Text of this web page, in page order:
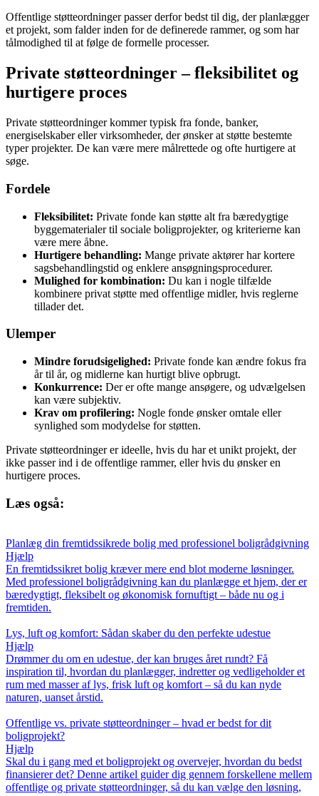
Offentlige støtteordninger passer derfor bedst til dig, der planlægger
et projekt, som falder inden for de definerede rammer, og som har
tålmodighed til at følge de formelle processer.
Private støtteordninger – fleksibilitet og
hurtigere proces
Private støtteordninger kommer typisk fra fonde, banker,
energiselskaber eller virksomheder, der ønsker at støtte bestemte
typer projekter. De kan være mere målrettede og ofte hurtigere at
søge.
Fordele
Fleksibilitet: Private fonde kan støtte alt fra bæredygtige
byggematerialer til sociale boligprojekter, og kriterierne kan
være mere åbne.
Hurtigere behandling: Mange private aktører har kortere
sagsbehandlingstid og enklere ansøgningsprocedurer.
Mulighed for kombination: Du kan i nogle tilfælde
kombinere privat støtte med offentlige midler, hvis reglerne
tillader det.
Ulemper
Mindre forudsigelighed: Private fonde kan ændre fokus fra
år til år, og midlerne kan hurtigt blive opbrugt.
Konkurrence: Der er ofte mange ansøgere, og udvælgelsen
kan være subjektiv.
Krav om profilering: Nogle fonde ønsker omtale eller
synlighed som modydelse for støtten.
Private støtteordninger er ideelle, hvis du har et unikt projekt, der
ikke passer ind i de offentlige rammer, eller hvis du ønsker en
hurtigere proces.
Læs også:
Planlæg din fremtidssikrede bolig med professionel boligrådgivning
Hjælp
En fremtidssikret bolig kræver mere end blot moderne løsninger.
Med professionel boligrådgivning kan du planlægge et hjem, der er
bæredygtigt, fleksibelt og økonomisk fornuftigt – både nu og i
fremtiden.
Lys, luft og komfort: Sådan skaber du den perfekte udestue
Hjælp
Drømmer du om en udestue, der kan bruges året rundt? Få
inspiration til, hvordan du planlægger, indretter og vedligeholder et
rum med masser af lys, frisk luft og komfort – så du kan nyde
naturen, uanset årstid.
Offentlige vs. private støtteordninger – hvad er bedst for dit
boligprojekt?
Hjælp
Skal du i gang med et boligprojekt og overvejer, hvordan du bedst
finansierer det? Denne artikel guider dig gennem forskellene mellem
offentlige og private støtteordninger, så du kan vælge den løsning,